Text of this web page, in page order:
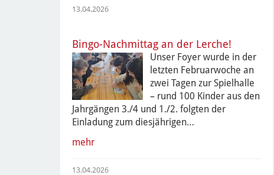
13.04.2026
Bingo-Nachmittag an der Lerche!
Unser Foyer wurde in der
letzten Februarwoche an
zwei Tagen zur Spielhalle
– rund 100 Kinder aus den
Jahrgängen 3./4 und 1./2. folgten der
Einladung zum diesjährigen…
mehr
13.04.2026